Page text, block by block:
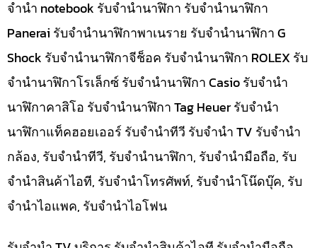
จำนำ notebook รับจำนำนาฬิกา รับจำนำนาฬิกา
Panerai รับจำนำนาฬิกาพาเนราย รับจำนำนาฬิกา G
Shock รับจำนำนาฬิกาจีช็อค รับจำนำนาฬิกา ROLEX รับ
จำนำนาฬิกาโรเล็กซ์ รับจำนำนาฬิกา Casio รับจำนำ
นาฬิกาคาสิโอ รับจำนำนาฬิกา Tag Heuer รับจำนำ
นาฬิกาแท็คฮอยเออร์ รับจำนำทีวี รับจำนำ TV รับจำนำ
กล้อง, รับจำนำทีวี, รับจำนำนาฬิกา, รับจำนำมือถือ, รับ
จำนำสินค้าไอที, รับจำนำโทรศัพท์, รับจำนำโน๊ดบุ๊ค, รับ
จำนำไอแพค, รับจำนำไอโฟน